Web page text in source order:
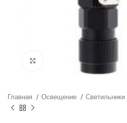
Нажмите, чтобы увеличить
Главная Освещение Светильники